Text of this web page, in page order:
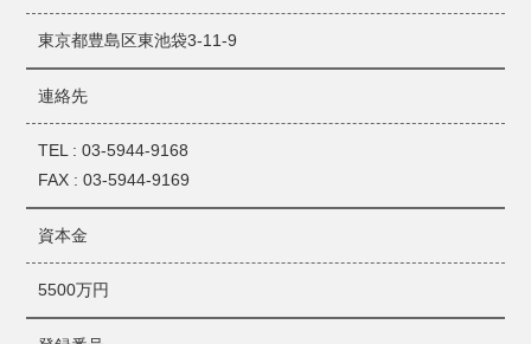
下、「申込情報」という。）を加盟先機関に提供します。
申込情報の登録
加盟先機関は、当該申込情報を、申込日から6ヶ月を超えない
期間登録します。
申込情報の他会員への提供
加盟先機関は、当該申込情報を、加盟会員及び提携先機関の
加盟会員に提供します。加盟先機関及び提携先機関の加盟会
員は、当該申込情報を、返済または支払能力を調査する目的
のみに使用します。
東京都豊島区東池袋3-11-9
連絡先
TEL : 03-5944-9168
FAX : 03-5944-9169
資本金
5500万円